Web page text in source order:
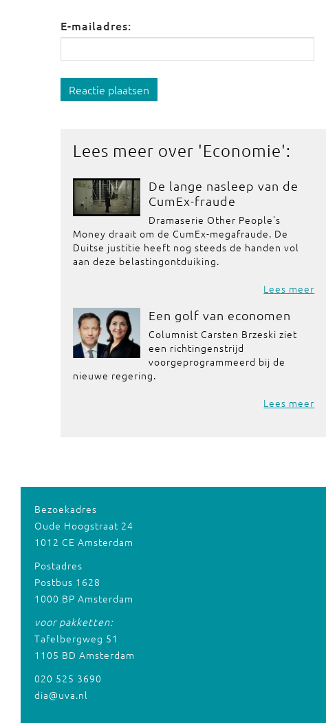
E-mailadres:
Reactie plaatsen
Lees meer over 'Economie':
De lange nasleep van de
CumEx-fraude
Dramaserie Other People's
Money draait om de CumEx-megafraude. De
Duitse justitie heeft nog steeds de handen vol
aan deze belastingontduiking.
Lees meer
Een golf van economen
Columnist Carsten Brzeski ziet
een richtingenstrijd
voorgeprogrammeerd bij de
nieuwe regering.
Lees meer
Bezoekadres
Oude Hoogstraat 24
1012 CE Amsterdam
Postadres
Postbus 1628
1000 BP Amsterdam
voor pakketten:
Tafelbergweg 51
1105 BD Amsterdam
020 525 3690
dia@uva.nl